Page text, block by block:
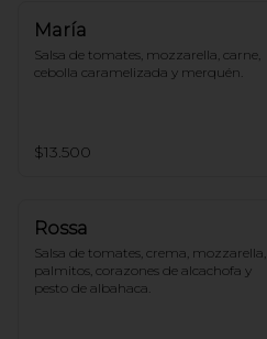
María
Salsa de tomates, mozzarella, carne,
cebolla caramelizada y merquén.
$13.500
Rossa
Salsa de tomates, crema, mozzarella,
palmitos, corazones de alcachofa y
pesto de albahaca.